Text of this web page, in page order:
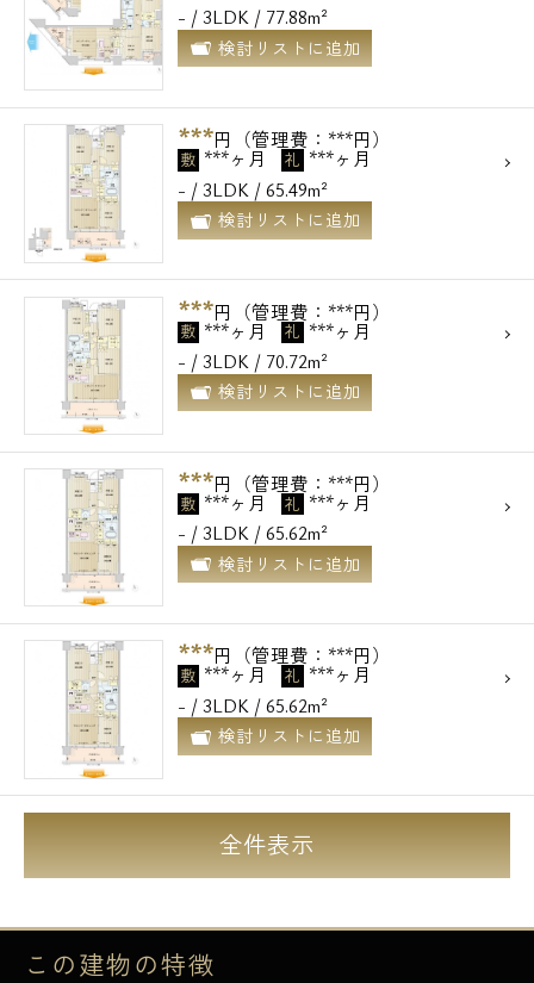
- / 3LDK / 77.88m²
検討リストに追加
***円（管理費：***円）
敷 ***ヶ月 礼 ***ヶ月
- / 3LDK / 65.49m²
検討リストに追加
***円（管理費：***円）
敷 ***ヶ月 礼 ***ヶ月
- / 3LDK / 70.72m²
検討リストに追加
***円（管理費：***円）
敷 ***ヶ月 礼 ***ヶ月
- / 3LDK / 65.62m²
検討リストに追加
***円（管理費：***円）
敷 ***ヶ月 礼 ***ヶ月
- / 3LDK / 65.62m²
検討リストに追加
全件表示
この建物の特徴